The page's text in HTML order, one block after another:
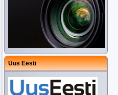
Uus Eesti